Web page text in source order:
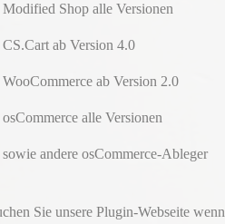
Modified Shop alle Versionen
CS.Cart ab Version 4.0
WooCommerce ab Version 2.0
osCommerce alle Versionen
sowie andere osCommerce-Ableger
Sie unsere Plugin-Webseite